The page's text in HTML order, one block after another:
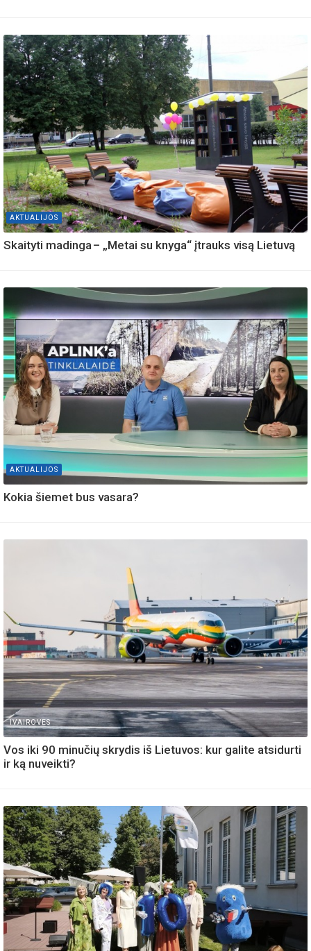
AKTUALIJOS
Skaityti madinga – „Metai su knyga“ įtrauks visą Lietuvą
AKTUALIJOS
Kokia šiemet bus vasara?
IVAIROVES
Vos iki 90 minučių skrydis iš Lietuvos: kur galite atsidurti
ir ką nuveikti?